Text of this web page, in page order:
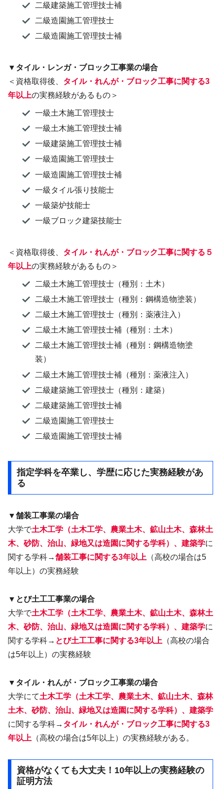
二級建築施工管理技士補
二級造園施工管理技士
二級造園施工管理技士補
▼タイル・レンガ・ブロック工事業の場合
＜資格取得後、 タイル・ れんが・ブロック工事に関する3
年以上の実務経験があるもの＞
一級土木施工管理技士
一級土木施工管理技士補
一級建築施工管理技士補
一級造園施工管理技士
一級造園施工管理技士補
一級タイル張り技能士
一級築炉技能士
一級ブロック建築技能士
＜資格取得後、 タイル・れんが・ブロック工事に関する５
年以上の実務経験があるもの＞
二級土木施工管理技士（種別：土木）
二級土木施工管理技士（種別：鋼構造物塗装）
二級土木施工管理技士（種別：薬液注入）
二級土木施工管理技士補（種別：土木）
二級土木施工管理技士補（種別：鋼構造物塗
装）
二級土木施工管理技士補（種別：薬液注入）
二級建築施工管理技士（種別：建築）
二級建築施工管理技士補
二級造園施工管理技士
二級造園施工管理技士補
指定学科を卒業し、学歴に応じた実務経験があ
る
▼舗装工事業の場合
大学で土木工学（土木工学、農業土木、鉱山土木、森林土
木、砂防、治山、緑地又は造園に関する学科）、建築学に
関する学科→舗装工事に関する3年以上 （高校の場合は5
年以上）の実務経験
▼とび土工工事業の場合
大学で土木工学（土木工学、農業土木、鉱山土木、森林土
木、砂防、治山、緑地又は造園に関する学科）、建築学に
関する学科→ とび土工工事に関する3年以上 （高校の場合
は5年以上）の実務経験
▼ タイル・れんが・ブロック工事業の場合
大学にて土木工学（土木工学、農業土木、鉱山土木、森林
土木、砂防、治山、緑地又は造園に関する学科）、建築学
に関する学科→ タイル・れんが・ブロック工事に関する3
年以上 （高校の場合は5年以上）の実務経験がある。
資格がなくても大丈夫！10年以上の実務経験の
証明方法